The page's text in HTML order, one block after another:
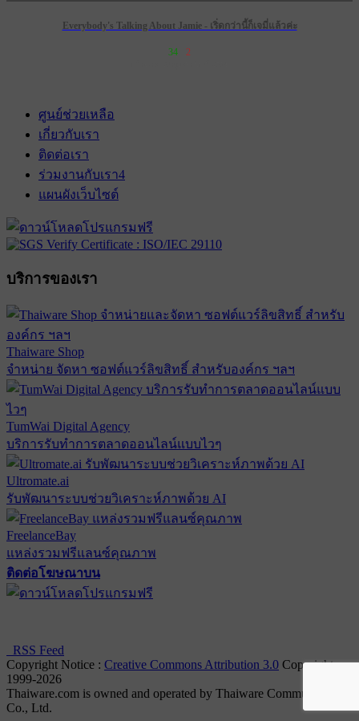
Everybody's Talking About Jamie - เริ่ดกว่านี้ก็เจมี่แล้วค่ะ
34 2
ศูนย์ช่วยเหลือ
เกี่ยวกับเรา
ติดต่อเรา
ร่วมงานกับเรา4
แผนผังเว็บไซต์
บริการของเรา
Thaiware Shop
จำหน่าย จัดหา ซอฟต์แวร์ลิขสิทธิ์ สำหรับองค์กร ฯลฯ
TumWai Digital Agency
บริการรับทำการตลาดออนไลน์แบบไวๆ
Ultromate.ai
รับพัฒนาระบบช่วยวิเคราะห์ภาพด้วย AI
FreelanceBay
แหล่งรวมฟรีแลนซ์คุณภาพ
ติดต่อโฆษณาบน
RSS Feed
Copyright Notice : Creative Commons Attribution 3.0 Copyright
1999-2026
Thaiware.com is owned and operated by Thaiware Communication
Co., Ltd.